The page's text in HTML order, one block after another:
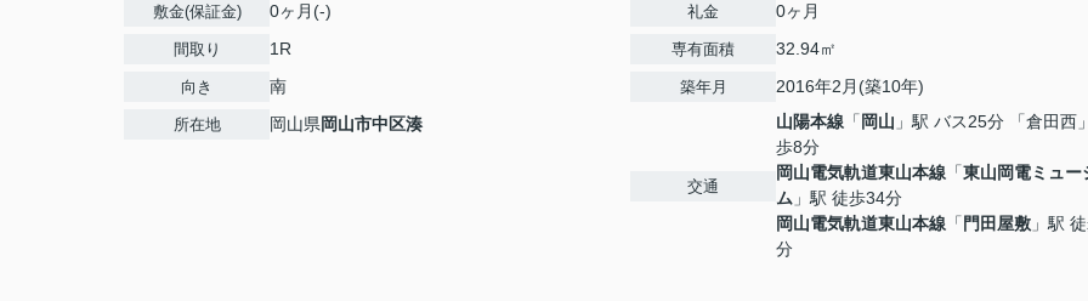
敷金(保証金) 0ヶ月(-)
間取り 1R
向き 南
所在地 岡山県岡山市中区湊
礼金 0ヶ月
専有面積 32.94㎡
築年月 2016年2月(築10年)
交通
山陽本線 「 岡山 」駅 バス25分 「倉田西
歩8分
岡山電気軌道東山本線 「東山岡電ミュー
ム 」駅 徒歩34分
岡山電気軌道東山本線 「 門田屋敷 」駅
分